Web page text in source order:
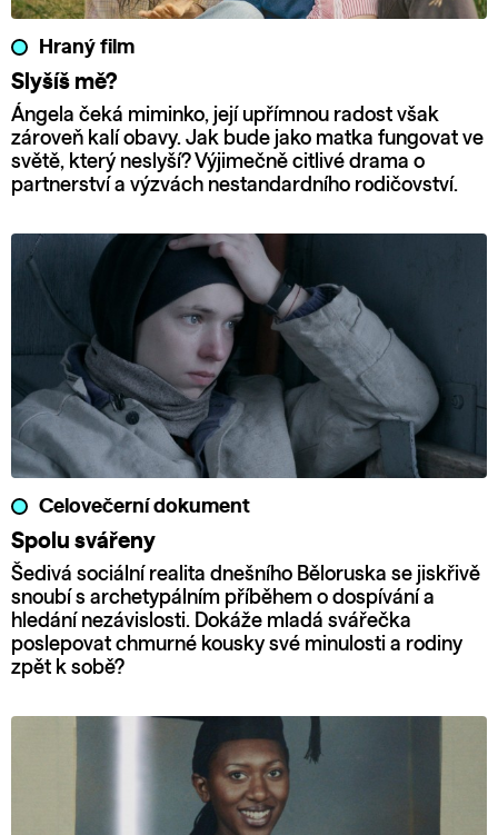
Hraný film
Slyšíš mě?
Ángela čeká miminko, její upřímnou radost však
zároveň kalí obavy. Jak bude jako matka fungovat ve
světě, který neslyší? Výjimečně citlivé drama o
partnerství a výzvách nestandardního rodičovství.
Celovečerní dokument
Spolu svářeny
Šedivá sociální realita dnešního Běloruska se jiskřivě
snoubí s archetypálním příběhem o dospívání a
hledání nezávislosti. Dokáže mladá svářečka
poslepovat chmurné kousky své minulosti a rodiny
zpět k sobě?